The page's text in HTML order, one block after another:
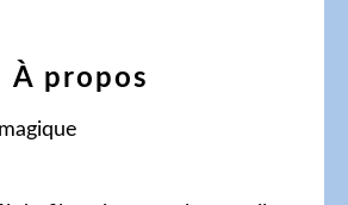
À propos